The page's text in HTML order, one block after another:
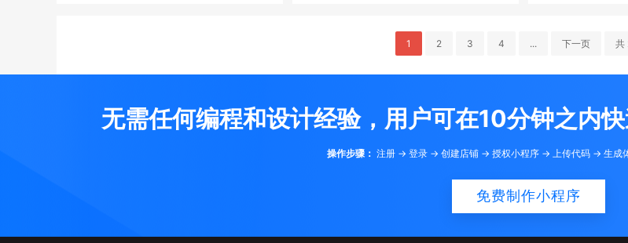
1 2 3 4 ... 下一页 共
无需任何编程和设计经验，用户可在10分钟之内
操作步骤： 注册 -> 登录 -> 创建店铺 -> 授权小程序 -> 上传代码 -> 生成
免费制作小程序